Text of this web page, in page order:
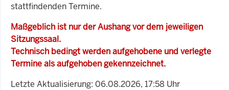
stattfindenden Termine.
Maßgeblich ist nur der Aushang vor dem jeweiligen
Sitzungssaal.
Technisch bedingt werden aufgehobene und verlegte
Termine als aufgehoben gekennzeichnet.
Letzte Aktualisierung: 06.08.2026, 17:58 Uhr